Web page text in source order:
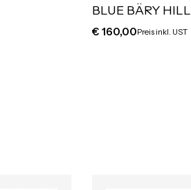
BLUE BÄRY HILL
€ 160,00Preis inkl. UST